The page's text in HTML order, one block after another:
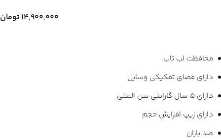
۱۴,۹۰۰,۰۰۰ تومان
محافظت لب تاب
دارای فضای تفکیکی وسایل
دارای ۵ سال گارانتی بین المللی
دارای زیپ افزایش حجم
ضد باران